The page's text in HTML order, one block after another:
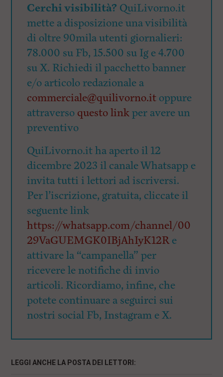
Cerchi visibilità? QuiLivorno.it
mette a disposizione una visibilità
di oltre 90mila utenti giornalieri:
78.000 su Fb, 15.500 su Ig e 4.700
su X. Richiedi il pacchetto banner
e/o articolo redazionale a
commerciale@quilivorno.it oppure
attraverso questo linkper avere un
preventivo
QuiLivorno.it ha aperto il 12
dicembre 2023 il canale Whatsapp e
invita tutti i lettori ad iscriversi.
Per l’iscrizione, gratuita, cliccate il
seguente link
https://whatsapp.com/channel/00
29VaGUEMGK0IBjAhIyK12Re
attivare la “campanella” per
ricevere le notifiche di invio
articoli. Ricordiamo, infine, che
potete continuare a seguirci sui
nostri social Fb, Instagram e X.
LEGGI ANCHE LA POSTA DEI LETTORI: